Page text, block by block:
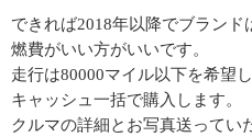
できれば2018年以降でブランド
燃費がいい方がいいです。
走行は80000マイル以下を希望し
キャッシュ一括で購入します。
クルマの詳細とお写真送ってい